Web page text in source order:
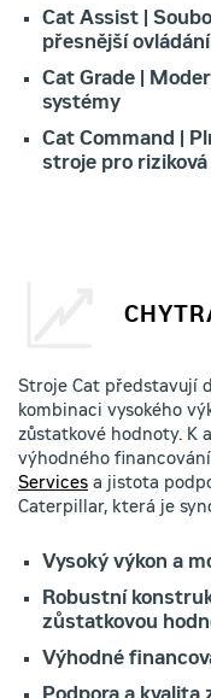
Cat Assist |
přesnější
Cat Grade |
systémy
Cat Command |
stroje pro
Stroje Cat představují
kombinaci vysokého
zůstatkové hodnoty. K
výhodného
Services a jistota
Caterpillar, která je
Vysoký výkon a
Robustní
zůstatkovou
Výhodné